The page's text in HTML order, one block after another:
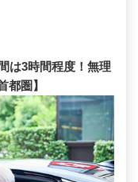
は3時間程度！無理
都圏】